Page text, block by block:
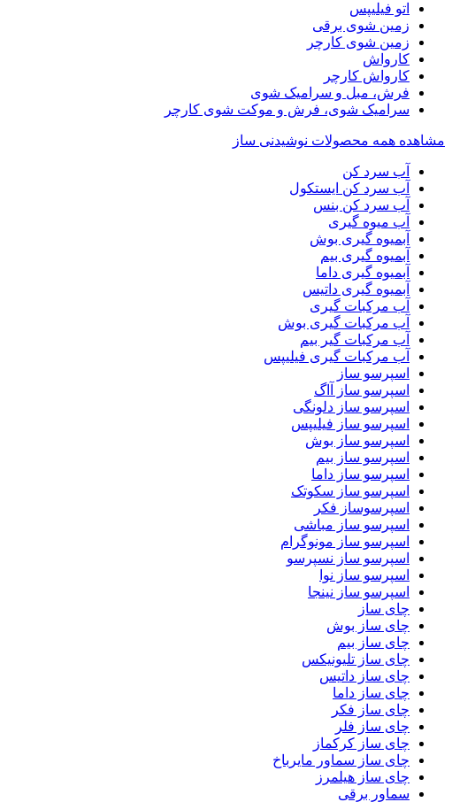
اتو فیلیپس
زمین شوی برقی
زمین شوی کارچر
کارواش
کارواش کارچر
فرش، مبل و سرامیک شوی
سرامیک شوی، فرش و موکت شوی کارچر
مشاهده همه محصولات نوشیدنی ساز
آب سرد کن
آب سرد کن ایستکول
آب سرد کن بنس
آب میوه گیری
آبمیوه گیری بوش
آبمیوه گیری بیم
آبمیوه گیری داما
آبمیوه گیری داتیس
آب مرکبات گیری
آب مرکبات گیری بوش
آب مرکبات گیر بیم
آب مرکبات گیری فیلیپس
اسپرسو ساز
اسپرسو ساز آاگ
اسپرسو ساز دلونگی
اسپرسو ساز فیلیپس
اسپرسو ساز بوش
اسپرسو ساز بیم
اسپرسو ساز داما
اسپرسو ساز سکوتک
اسپرسوساز فکر
اسپرسو ساز مباشی
اسپرسو ساز مونوگرام
اسپرسو ساز نسپرسو
اسپرسو ساز نوا
اسپرسو ساز نینجا
چای ساز
چای ساز بوش
چای ساز بیم
چای ساز تلیونیکس
چای ساز داتیس
چای ساز داما
چای ساز فکر
چای ساز فلر
چای ساز کرکماز
چای ساز سماور مایرباخ
چای ساز هیلمرز
سماور برقی